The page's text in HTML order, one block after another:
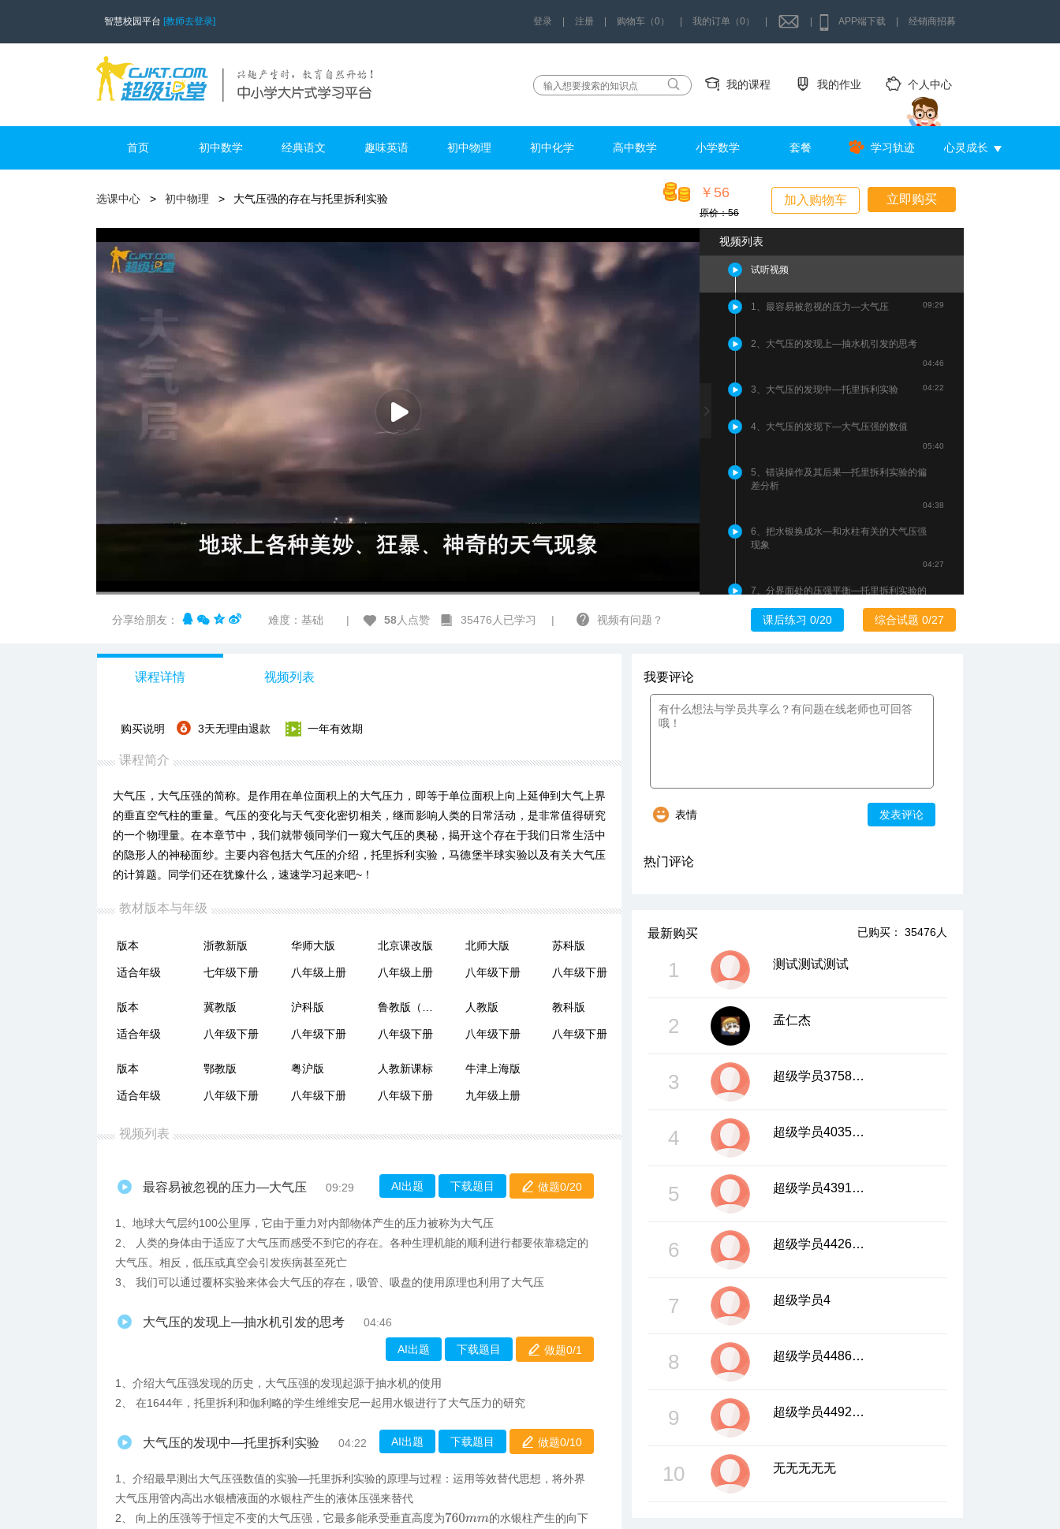
智慧校园平台 [教师去登录] 登录 注册 购物车（0） 我的订单（0） APP端下载 经销商招募
我的课程 我的作业 个人中心
首页 初中数学 经典语文 趣味英语 初中物理 初中化学 高中数学 小学数学 套餐 学习轨迹 心灵成长
立即购买
加入购物车
￥56
原价：56
选课中心 初中物理 大气压强的存在与托里拆利实验
w12678
00:00 / 02:05 高清 1x
视频列表
试听视频
1、最容易被忽视的压力—大气压 09:29
2、大气压的发现上—抽水机引发的思考
04:46
3、大气压的发现中—托里拆利实验 04:22
4、大气压的发现下—大气压强的数值
05:40
5、错误操作及其后果—托里拆利实验的偏
差分析
04:38
6、把水银换成水—和水柱有关的大气压强
现象
04:27
7、分界面处的压强平衡—托里拆利实验的
09:03
分享给朋友： 难度：基础 | 58人点赞 35476人已学习 | 视频有问题？ 课后练习 0/20 综合试题 0/27
课程详情 视频列表
购买说明 3天无理由退款 一年有效期
课程简介
大气压，大气压强的简称。是作用在单位面积上的大气压力，即等于单位面积上向上延伸到大气上界
的垂直空气柱的重量。气压的变化与天气变化密切相关，继而影响人类的日常活动，是非常值得研究
的一个物理量。在本章节中，我们就带领同学们一窥大气压的奥秘，揭开这个存在于我们日常生活中
的隐形人的神秘面纱。主要内容包括大气压的介绍，托里拆利实验，马德堡半球实验以及有关大气压
的计算题。同学们还在犹豫什么，速速学习起来吧~！
教材版本与年级
版本
适合年级
浙教新版
七年级下册
华师大版
八年级上册
北京课改版
八年级上册
北师大版
八年级下册
苏科版
八年级下册
版本
适合年级
冀教版
八年级下册
沪科版
八年级下册 八年级下册
人教版
八年级下册
教科版
八年级下册
版本
适合年级
鄂教版
八年级下册
粤沪版
八年级下册
人教新课标
八年级下册
牛津上海版
九年级上册
视频列表
最容易被忽视的压力—大气压 09:29 AI出题 下载题目 做题0/20
1、​地球大气层约100公里厚，它由于重力对内部物体产生的压力被称为大气压
2、 人类的身体由于适应了大气压而感受不到它的存在。各种生理机能的顺利进行都要依靠稳定的
大气压。相反，低压或真空会引发疾病甚至死亡
3、 我们可以通过覆杯实验来体会大气压的存在，吸管、吸盘的使用原理也利用了大气压
大气压的发现上—抽水机引发的思考 04:46
AI出题 下载题目 做题0/1
1、介绍大气压强发现的历史，大气压强的发现起源于抽水机的使用
2、 在1644年，托里拆利和伽利略的学生维维安尼一起用水银进行了大气压力的研究
大气压的发现中—托里拆利实验 04:22 AI出题 下载题目 做题0/10
1、介绍​最早测出大气压强数值的实验—托里拆利实验的原理与过程：运用等效替代思想，将外界
大气压用管内高出水银槽液面的水银柱产生的液体压强来替代
2、 向上的压强等于恒定不变的大气压强，它最多能承受垂直高度为760mm 的水银柱产生的向下
我要评论
发表评论
表情
热门评论
已购买： 35476人
最新购买
1 测试测试测试
2 孟仁杰
3 超级学员3758034
4 超级学员4035768
5 超级学员4391821
6 超级学员4426507
7 超级学员4
8 超级学员4486409
9 超级学员4492022
10 无无无无无